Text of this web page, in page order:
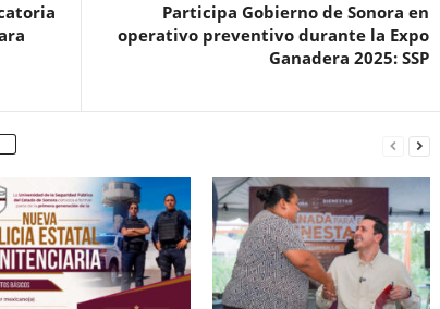
Participa Gobierno de Sonora en
operativo preventivo durante la Expo
Ganadera 2025: SSP